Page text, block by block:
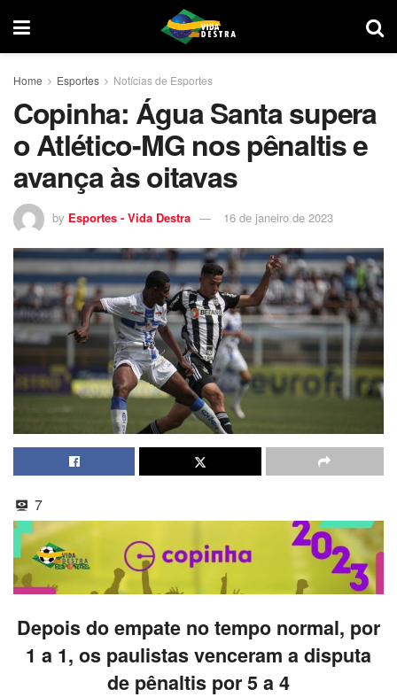
Home Esportes Notícias de Esportes
Copinha: Água Santa supera
o Atlético-MG nos pênaltis e
avança às oitavas
by Esportes - Vida Destra 16 de janeiro de 2023
7
Depois do empate no tempo normal, por
1 a 1, os paulistas venceram a disputa
de pênaltis por 5 a 4